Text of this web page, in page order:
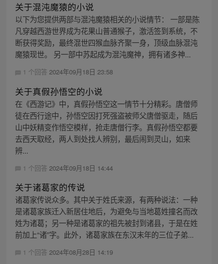
关于混沌魔猿的小说
以下为您提供两部与混沌魔猿相关的小说情节： 一部是陈
凡穿越西游世界成为花果山普通猴子，激活签到系统，不
断获得奖励，最终混世四猴血脉齐聚一身，顶级血脉混沌
魔猿现世。 另一部中苏起成为混沌魔神，拥有诸多神...
1 个回答 2024年09月18日 23:58
关于真假孙悟空的小说
在《西游记》中，真假孙悟空这一情节十分精彩。唐僧师
徒在西行途中，孙悟空因打死强盗被师父唐僧驱走，随后
山中妖精变作悟空模样，抢走唐僧行李。真假孙悟空都要
去西天取经，两人到处找人辨别，最后闹到灵山，如来
辨...
1 个回答 2024年09月18日 14:44
关于诸葛家的传说
诸葛家传说众多。其中关于姓氏来源，有两种说法：一种
是诸葛家族迁入新居住地后，为避免与当地葛姓撞名而改
姓为诸葛；另一种是诸葛家的祖先被封到诸县，于是在姓
前加上“诸”字。此外，诸葛家族在东汉末年的三位子弟...
1 个回答 2024年08月28日 14:19